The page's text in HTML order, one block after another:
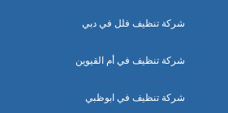
شركة تنظيف فلل في دبي
شركة تنظيف في أم القيوين
شركة تنظيف في ابوظبي